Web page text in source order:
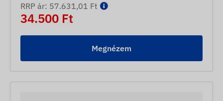
RRP ár: 57.631,01 Ft
34.500 Ft
Megnézem